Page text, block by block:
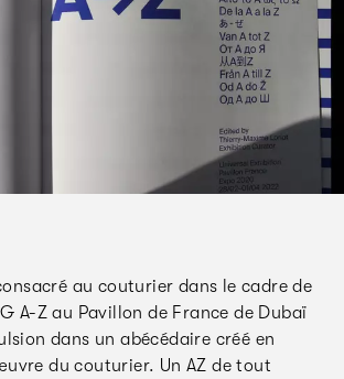
au couturier dans le cadre de
A-Z au Pavillon de France de Dubaï
dans un abécédaire créé en
du couturier. Un AZ de tout